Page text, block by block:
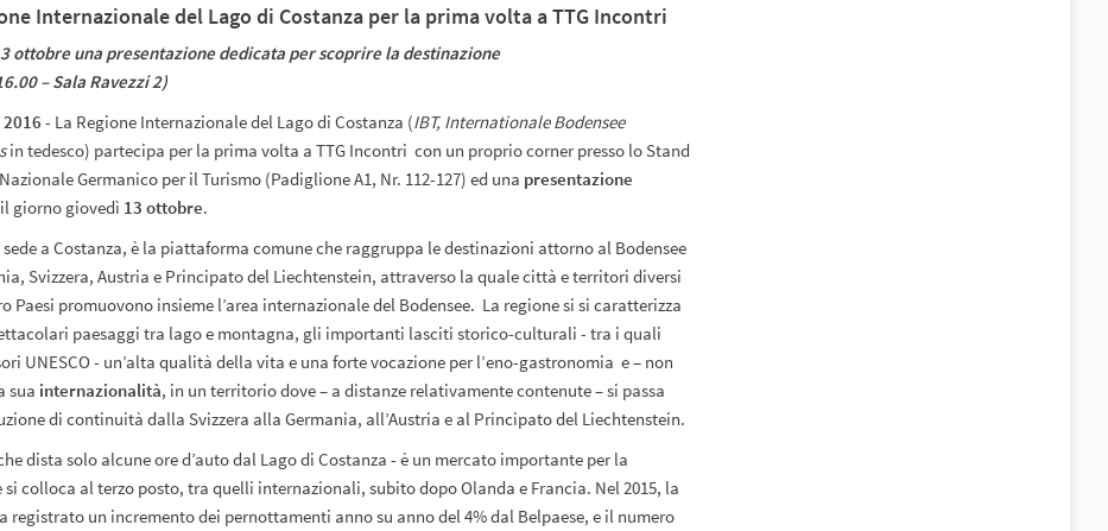
Internazionale del Lago di Costanza per la prima volta a TTG Incontri
ottobre una presentazione dedicata per scoprire la destinazione
– Sala Ravezzi 2)
- La Regione Internazionale del Lago di Costanza (IBT, Internationale Bodensee
in tedesco) partecipa per la prima volta a TTG Incontri con un proprio corner presso lo Stand
Germanico per il Turismo (Padiglione A1, Nr. 112-127) ed una presentazione
il giorno giovedì 13 ottobre.
sede a Costanza, è la piattaforma comune che raggruppa le destinazioni attorno al Bodensee
Svizzera, Austria e Principato del Liechtenstein, attraverso la quale città e territori diversi
Paesi promuovono insieme l’area internazionale del Bodensee. La regione si si caratterizza
paesaggi tra lago e montagna, gli importanti lasciti storico-culturali - tra i quali
UNESCO - un’alta qualità della vita e una forte vocazione per l’eno-gastronomia e – non
sua internazionalità, in un territorio dove – a distanze relativamente contenute – si passa
di continuità dalla Svizzera alla Germania, all’Austria e al Principato del Liechtenstein.
dista solo alcune ore d’auto dal Lago di Costanza - è un mercato importante per la
si colloca al terzo posto, tra quelli internazionali, subito dopo Olanda e Francia. Nel 2015, la
registrato un incremento dei pernottamenti anno su anno del 4% dal Belpaese, e il numero